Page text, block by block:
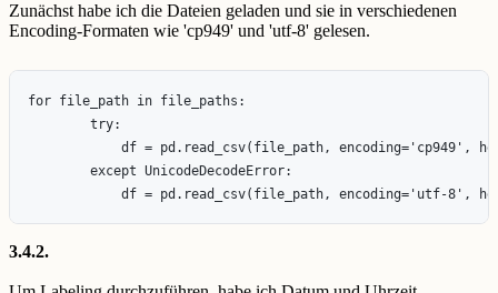
Zunächst habe ich die Dateien geladen und sie in verschiedenen
Encoding-Formaten wie 'cp949' und 'utf-8' gelesen.
for file_path in file_paths:
        try:
df = pd.read_csv(file_path, encoding='cp949',
        except UnicodeDecodeError:
3.4.2.